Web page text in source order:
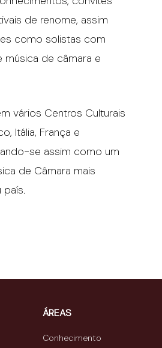
de renome, assim
como solistas com
de câmara e
vários Centros Culturais
Itália, França e
se assim como um
de Câmara mais
ÁREAS
Conhecimento